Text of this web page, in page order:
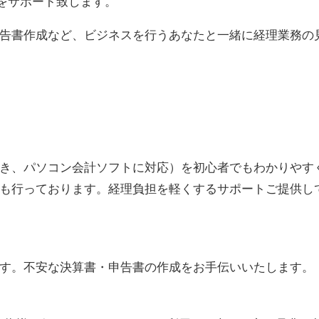
書作成など、ビジネスを行うあなたと一緒に経理業務の
、パソコン会計ソフトに対応）を初心者でもわかりやす
行っております。経理負担を軽くするサポートご提供し
。不安な決算書・申告書の作成をお手伝いいたします。